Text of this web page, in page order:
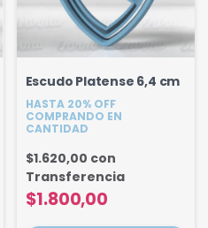
Escudo Platense 6,4 cm
HASTA 20% OFF
COMPRANDO EN
CANTIDAD
$1.800,00
$1.620,00 con
Transferencia